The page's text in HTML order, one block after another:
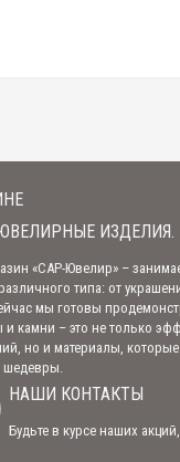
ИЗДЕЛИЯ.
«САР-Ювелир» –
типа: от
мы готовы
камни – это не только
но и материалы,
шедевры.
НАШИ КОНТАКТЫ
Будьте в курсе наших